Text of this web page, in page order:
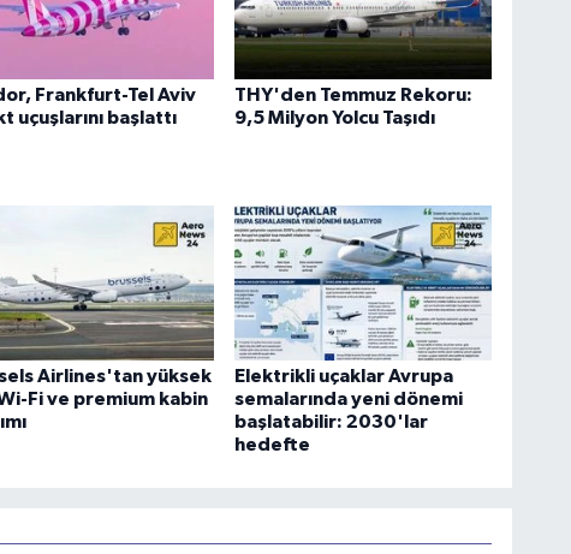
Frankfurt-Tel Aviv
uçuşlarını başlattı
THY'den Temmuz Rekoru:
9,5 Milyon Yolcu Taşıdı
Airlines'tan yüksek
Wi-Fi ve premium kabin
Elektrikli uçaklar Avrupa
semalarında yeni dönemi
başlatabilir: 2030'lar
hedefte